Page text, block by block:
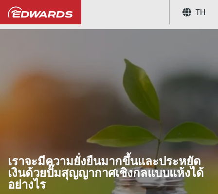
TH
... ศูนย์ความรู้เกี่ยวกับการใช้งาน
เราจะมีความยั่งยืนมากขึ้นและประหยัด
เงินด้วยปั๊มสุญญากาศเชิงกลแบบแห้งได้
อย่างไร